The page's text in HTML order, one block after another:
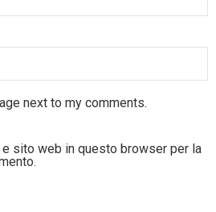
next to my comments.
sito web in questo browser per la